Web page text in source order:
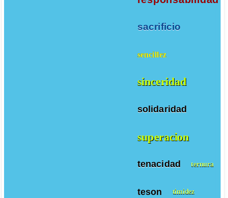
sacrificio
sencillez
sinceridad
solidaridad
superacion
tenacidad ternura
teson timidez